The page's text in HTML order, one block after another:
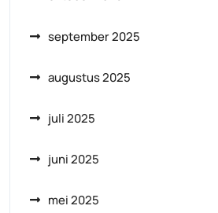
september 2025
augustus 2025
juli 2025
juni 2025
mei 2025